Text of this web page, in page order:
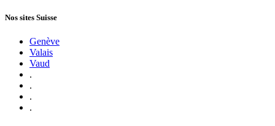
Nos sites Suisse
Genève
Valais
Vaud
.
.
.
.